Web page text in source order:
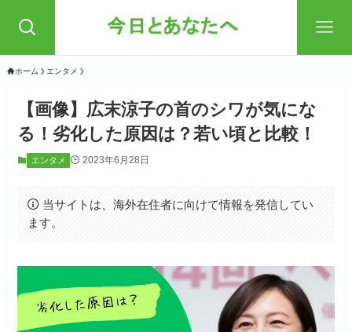
ホーム エンタメ
【画像】広末涼子の首のシワが気にな
る！劣化した原因は？若い頃と比較！
エンタメ 2023年6月28日
当サイトは、海外在住者に向けて情報を発信してい
ます。